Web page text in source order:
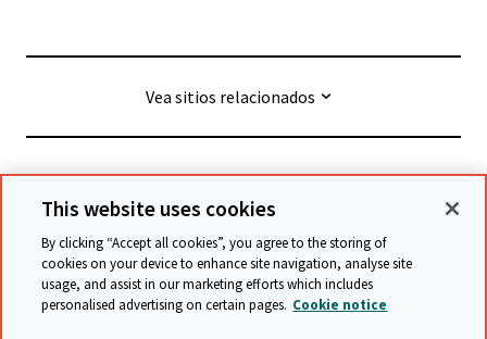
Vea sitios relacionados
© Cambridge University Press & Assessment
Términos y condiciones
Protección de datos
Declaración de accesibilidad
This website uses cookies
By clicking “Accept all cookies”, you agree to the storing of
cookies on your device to enhance site navigation, analyse site
usage, and assist in our marketing efforts which includes
personalised advertising on certain pages. Cookie notice